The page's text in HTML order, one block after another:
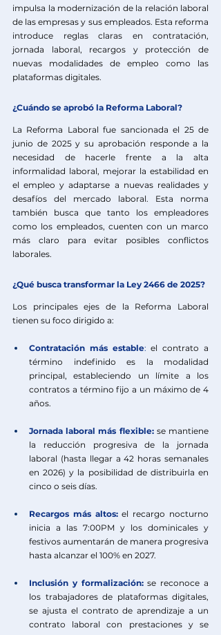
impulsa la modernización de la relación laboral
de las empresas y sus empleados. Esta reforma
introduce reglas claras en contratación,
jornada laboral, recargos y protección de
nuevas modalidades de empleo como las
plataformas digitales.
¿Cuándo se aprobó la Reforma Laboral?
La Reforma Laboral fue sancionada el 25 de
junio de 2025 y su aprobación responde a la
necesidad de hacerle frente a la alta
informalidad laboral, mejorar la estabilidad en
el empleo y adaptarse a nuevas realidades y
desafíos del mercado laboral. Esta norma
también busca que tanto los empleadores
como los empleados, cuenten con un marco
más claro para evitar posibles conflictos
laborales.
¿Qué busca transformar la Ley 2466 de 2025?
Los principales ejes de la Reforma Laboral
tienen su foco dirigido a:
Contratación más estable: el contrato a
término indefinido es la modalidad
principal, estableciendo un límite a los
contratos a término fijo a un máximo de 4
años.
Jornada laboral más flexible: se mantiene
la reducción progresiva de la jornada
laboral (hasta llegar a 42 horas semanales
en 2026) y la posibilidad de distribuirla en
cinco o seis días.
Recargos más altos: el recargo nocturno
inicia a las 7:00PM y los dominicales y
festivos aumentarán de manera progresiva
hasta alcanzar el 100% en 2027.
Inclusión y formalización: se reconoce a
los trabajadores de plataformas digitales,
se ajusta el contrato de aprendizaje a un
contrato laboral con prestaciones y se